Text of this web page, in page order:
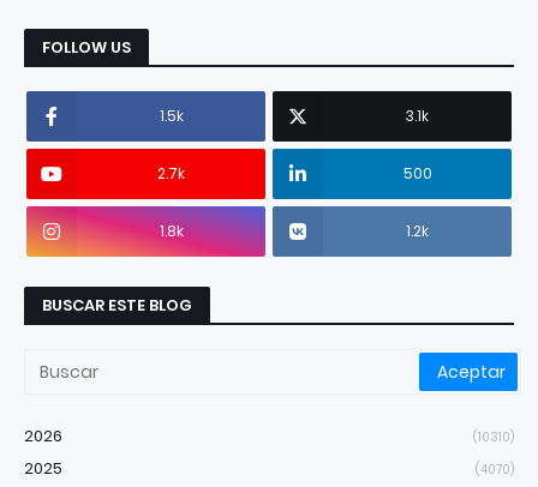
FOLLOW US
1.5k 3.1k
2.7k 500
1.8k 1.2k
BUSCAR ESTE BLOG
2026 (10310)
2025 (4070)